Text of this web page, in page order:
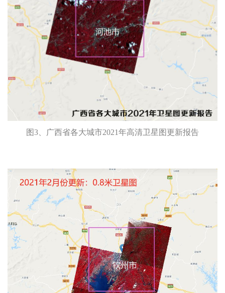
图3、广西省各大城市2021年高清卫星图更新报告